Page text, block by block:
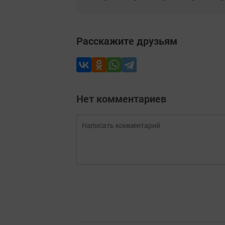
Расскажите друзьям
Нет комментариев